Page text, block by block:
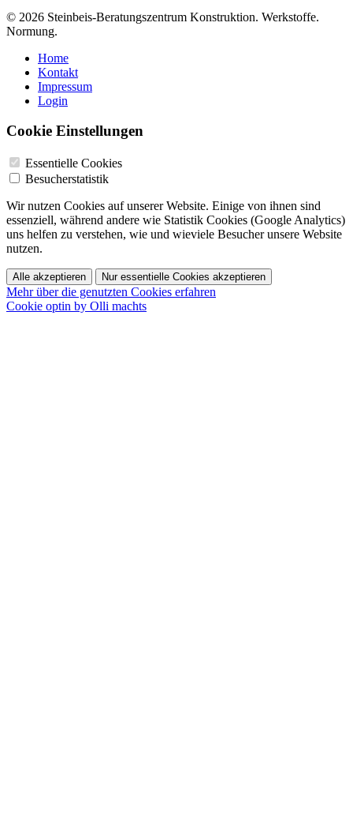
© 2026 Steinbeis-Beratungszentrum Konstruktion. Werkstoffe.
Normung.
Home
Kontakt
Impressum
Login
Cookie Einstellungen
Essentielle Cookies
Besucherstatistik
Wir nutzen Cookies auf unserer Website. Einige von ihnen sind
essenziell, während andere wie Statistik Cookies (Google Analytics)
uns helfen zu verstehen, wie und wieviele Besucher unsere Website
nutzen.
Alle akzeptieren Nur essentielle Cookies akzeptieren
Mehr über die genutzten Cookies erfahren
Cookie optin by Olli machts